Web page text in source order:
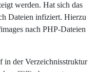
werden. Hat sich das
Dateien infiziert. Hierzu
nach PHP-Dateien
in der Verzeichnisstruktur